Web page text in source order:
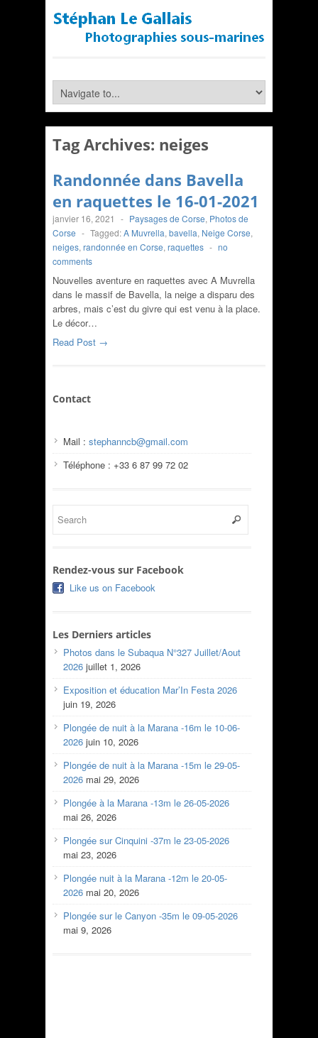
Tag Archives: neiges
Randonnée dans Bavella
en raquettes le 16-01-2021
janvier 16, 2021 - Paysages de Corse, Photos de
Corse - Tagged:A Muvrella, bavella, Neige Corse,
neiges, randonnée en Corse, raquettes - no
comments
Nouvelles aventure en raquettes avec A Muvrella
dans le massif de Bavella, la neige a disparu des
arbres, mais c’est du givre qui est venu à la place.
Le décor…
Read Post →
Contact
Mail : stephanncb@gmail.com
Téléphone : +33 6 87 99 72 02
Rendez-vous sur Facebook
Like us on Facebook
Les Derniers articles
Photos dans le Subaqua N°327 Juillet/Aout
2026 juillet 1, 2026
Exposition et éducation Mar’In Festa 2026
juin 19, 2026
Plongée de nuit à la Marana -16m le 10-06-
2026 juin 10, 2026
Plongée de nuit à la Marana -15m le 29-05-
2026 mai 29, 2026
Plongée à la Marana -13m le 26-05-2026
mai 26, 2026
Plongée sur Cinquini -37m le 23-05-2026
mai 23, 2026
Plongée nuit à la Marana -12m le 20-05-
2026 mai 20, 2026
Plongée sur le Canyon -35m le 09-05-2026
mai 9, 2026